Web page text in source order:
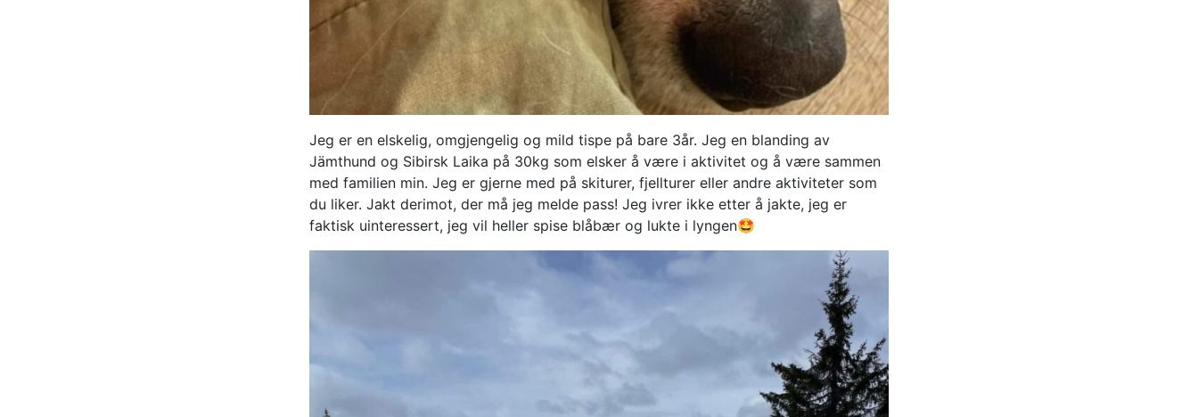
Jeg er en elskelig, omgjengelig og mild tispe på bare 3år. Jeg en blanding av
Jämthund og Sibirsk Laika på 30kg som elsker å være i aktivitet og å være sammen
med familien min. Jeg er gjerne med på skiturer, fjellturer eller andre aktiviteter som
du liker. Jakt derimot, der må jeg melde pass! Jeg ivrer ikke etter å jakte, jeg er
faktisk uinteressert, jeg vil heller spise blåbær og lukte i lyngen🤩